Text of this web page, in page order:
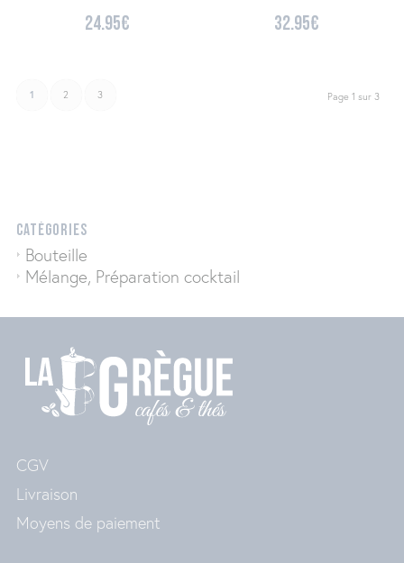
24.95€ 32.95€
Page 1 sur 3
1 2 3
CATÉGORIES
Bouteille
Mélange, Préparation cocktail
CGV
Livraison
Moyens de paiement